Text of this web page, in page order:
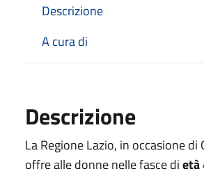
Descrizione
A cura di
Descrizione
La Regione Lazio, in occasione di
offre alle donne nelle fasce dietà